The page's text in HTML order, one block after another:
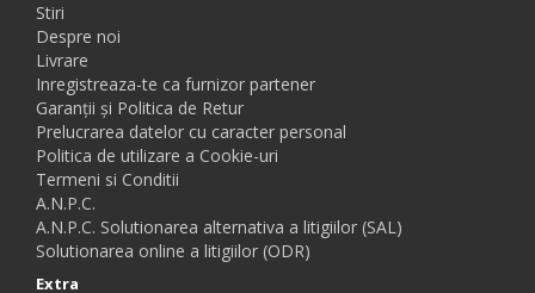
Stiri
Despre noi
Livrare
Inregistreaza-te ca furnizor partener
Garanții și Politica de Retur
Prelucrarea datelor cu caracter personal
Politica de utilizare a Cookie-uri
Termeni si Conditii
A.N.P.C.
A.N.P.C. Solutionarea alternativa a litigiilor (SAL)
Solutionarea online a litigiilor (ODR)
Extra